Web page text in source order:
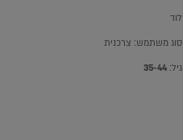
לוד
סוג משתמש: צרכנית
גיל: 35-44